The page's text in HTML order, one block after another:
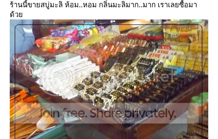
ร้านนี้ขายสบู่มะลิ ห้อม..หอม กลิ่นมะลิมาก..มาก เราเลยซื้อมา
ด้ว